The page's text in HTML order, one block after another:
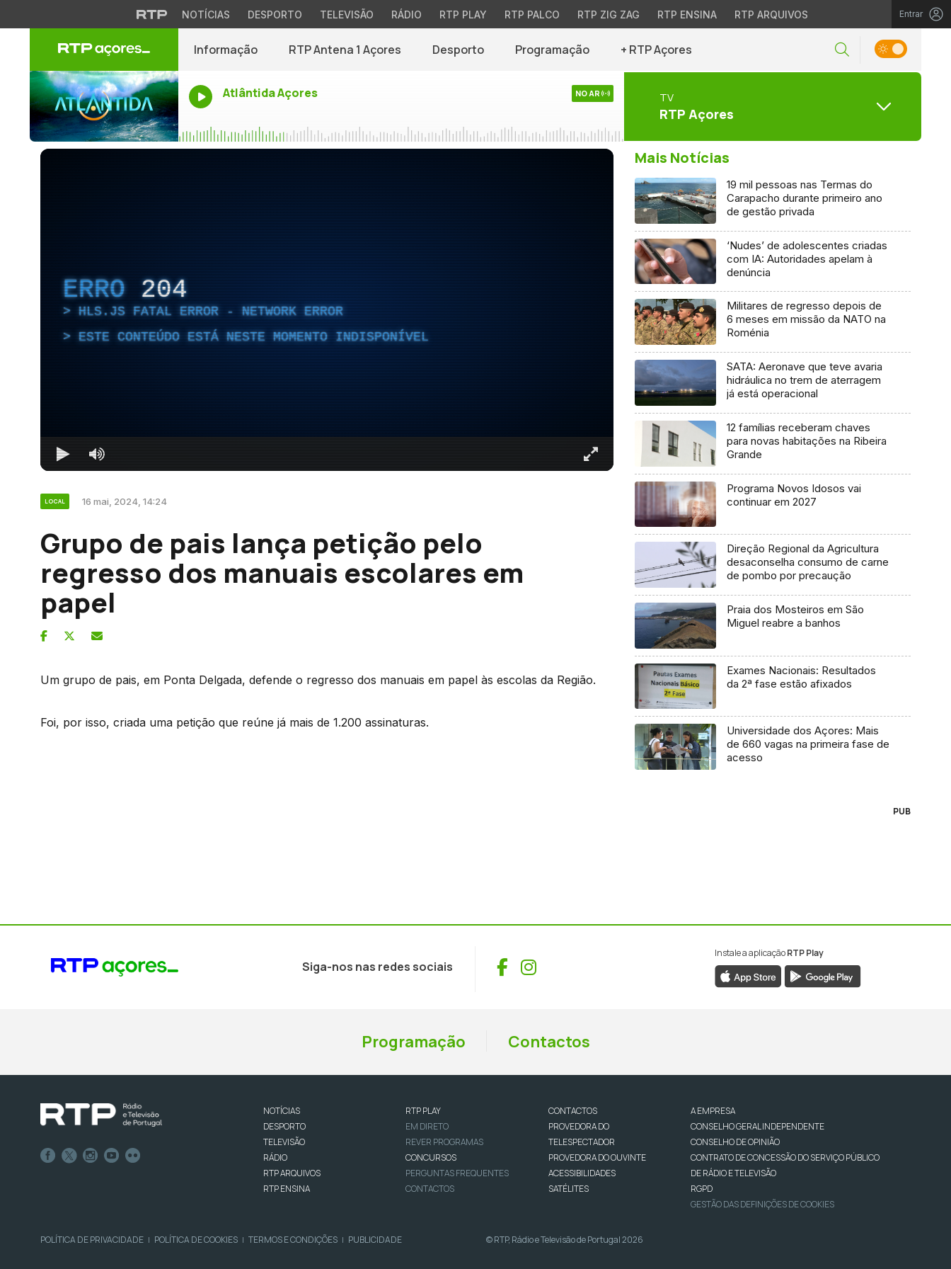
NOTÍCIAS DESPORTO TELEVISÃO RÁDIO RTP PLAY RTP PALCO RTP ZIG ZAG RTP ENSINA RTP ARQUIVOS Entrar
Informação RTP Antena 1 Açores Desporto Programação + RTP Açores
Atlântida Açores NO AR TV
RTP Açores
ERRO 204
HLS.JS FATAL ERROR - NETWORK ERROR
ESTE CONTEÚDO ESTÁ NESTE MOMENTO INDISPONÍVEL
LOCAL 16 mai, 2024, 14:24
Grupo de pais lança petição pelo
regresso dos manuais escolares em
papel
Um grupo de pais, em Ponta Delgada, defende o regresso dos manuais em papel às escolas da Região.
Foi, por isso, criada uma petição que reúne já mais de 1.200 assinaturas.
Mais Notícias
19 mil pessoas nas Termas do
Carapacho durante primeiro ano
de gestão privada
‘Nudes’ de adolescentes criadas
com IA: Autoridades apelam à
denúncia
Militares de regresso depois de
6 meses em missão da NATO na
Roménia
SATA: Aeronave que teve avaria
hidráulica no trem de aterragem
já está operacional
12 famílias receberam chaves
para novas habitações na Ribeira
Grande
Programa Novos Idosos vai
continuar em 2027
Direção Regional da Agricultura
desaconselha consumo de carne
de pombo por precaução
Praia dos Mosteiros em São
Miguel reabre a banhos
Exames Nacionais: Resultados
da 2ª fase estão afixados
Universidade dos Açores: Mais
de 660 vagas na primeira fase de
acesso
PUB
Siga-nos nas redes sociais Facebook
Instagram
Instale a aplicaçãoRTP Play
Programação Contactos
NOTÍCIAS
DESPORTO
TELEVISÃO
RÁDIO
RTP ARQUIVOS
RTP ENSINA
RTP PLAY
EM DIRETO
REVER PROGRAMAS
CONCURSOS
PERGUNTAS FREQUENTES
CONTACTOS
CONTACTOS
PROVEDORA DO
TELESPECTADOR
PROVEDORA DO OUVINTE
ACESSIBILIDADES
SATÉLITES
A EMPRESA
CONSELHO GERAL INDEPENDENTE
CONSELHO DE OPINIÃO
CONTRATO DE CONCESSÃO DO SERVIÇO PÚBLICO
DE RÁDIO E TELEVISÃO
RGPD
GESTÃO DAS DEFINIÇÕES DE COOKIES
POLÍTICA DE PRIVACIDADE | POLÍTICA DE COOKIES | TERMOS E CONDIÇÕES | PUBLICIDADE © RTP, Rádio e Televisão de Portugal 2026